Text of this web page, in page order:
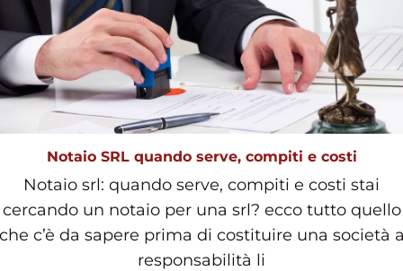
Notaio SRL quando serve, compiti e costi
Notaio srl: quando serve, compiti e costi stai
cercando un notaio per una srl? ecco tutto quello
c’è da sapere prima di costituire una società
responsabilità li